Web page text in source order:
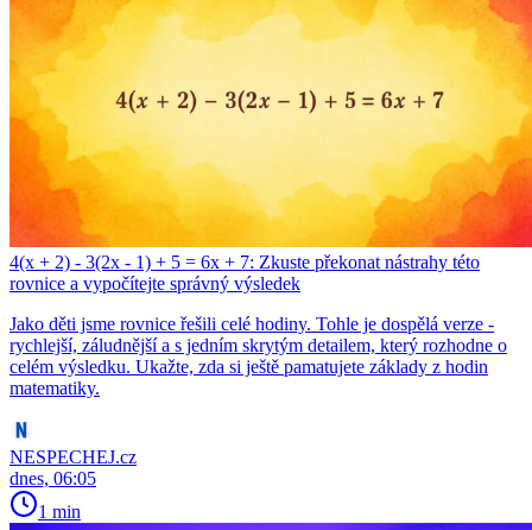
4(x + 2) - 3(2x - 1) + 5 = 6x + 7: Zkuste překonat nástrahy této
rovnice a vypočítejte správný výsledek
Jako děti jsme rovnice řešili celé hodiny. Tohle je dospělá verze -
rychlejší, záludnější a s jedním skrytým detailem, který rozhodne o
celém výsledku. Ukažte, zda si ještě pamatujete základy z hodin
matematiky.
NESPECHEJ.cz
dnes, 06:05
1 min